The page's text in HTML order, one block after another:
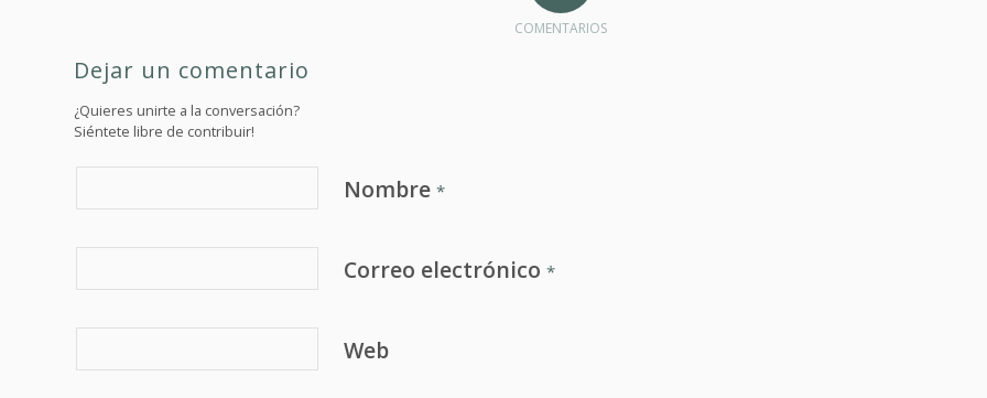
COMENTARIOS
Dejar un comentario
¿Quieres unirte a la conversación?
Siéntete libre de contribuir!
Nombre *
Correo electrónico *
Web